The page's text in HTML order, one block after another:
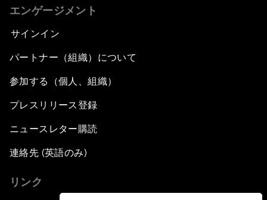
エンゲージメント
サインイン
パートナー（組織）について
参加する（個人、組織）
プレスリリース登録
ニュースレター購読
連絡先 (英語のみ)
リンク